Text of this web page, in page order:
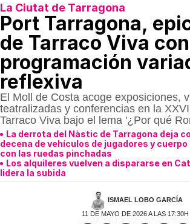
La Ciutat de Tarragona
Port Tarragona,
de Tarraco Viva
programación
reflexiva
El Moll de Costa acoge exposiciones,
teatralizadas y conferencias en la
Tarraco Viva bajo el lema '¿Por qué
La derrota del Nàstic de Tarragona deja
decena de vehículos de jugadores y
con las ruedas pinchadas
Los alquileres vuelven a dispararse en
lidera la subida
ISMAEL LOBO GARCÍA
11 DE MAYO DE 2026 A LAS 17:30H